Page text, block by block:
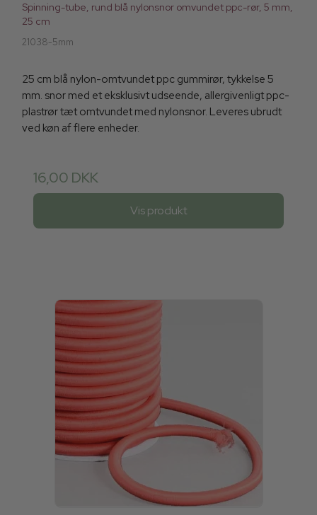
Spinning-tube, rund blå nylonsnor omvundet ppc-rør, 5 mm,
25 cm
21038-5mm
25 cm blå nylon-omtvundet ppc gummirør, tykkelse 5
mm. snor med et eksklusivt udseende, allergivenligt ppc-
plastrør tæt omtvundet med nylonsnor. Leveres ubrudt
ved køn af flere enheder.
16,00 DKK
Vis produkt